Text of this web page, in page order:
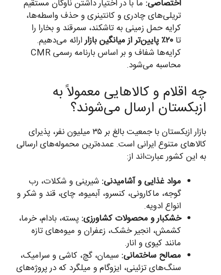
اختصاصی: ما با در اختیار داشتن ناوگان مستقیم
تریلی‌های چادری و کانتینری و حذف واسطه‌ها،
کرایه حمل زمینی به تاشکند، سمرقند و بخارا را
تا ۲۰٪ پایین‌تر از میانگین بازار
ارائه می‌دهیم.
کرایه‌ها شفاف و بر اساس بارنامه رسمی CMR
محاسبه می‌شود.
چه اقلام و کالاهایی معمولاً به
ازبکستان ارسال می‌شوند؟
بازار ازبکستان با جمعیت بالغ بر ۳۵ میلیون نفر، پذیرای
کالاهای متنوع ایرانی است. عمده‌ترین محموله‌های ارسالی
به این کشور عبارت‌اند از:
مواد غذایی و آشامیدنی: شیرینی و شکلات، رب
گوجه، ماکارونی، کنسرو، آبمیوه، چای، قند و شکر و
انواع ادویه.
خشکبار و محصولات کشاورزی: پسته، بادام، خرما،
کشمش، انجیر خشک، زعفران و میوه‌های تازه
مانند کیوی و انار.
مصالح ساختمانی: سیمان، گچ، کاشی و سرامیک،
سنگ‌های تزئینی، ایزوگام و میلگرد که در پروژه‌های